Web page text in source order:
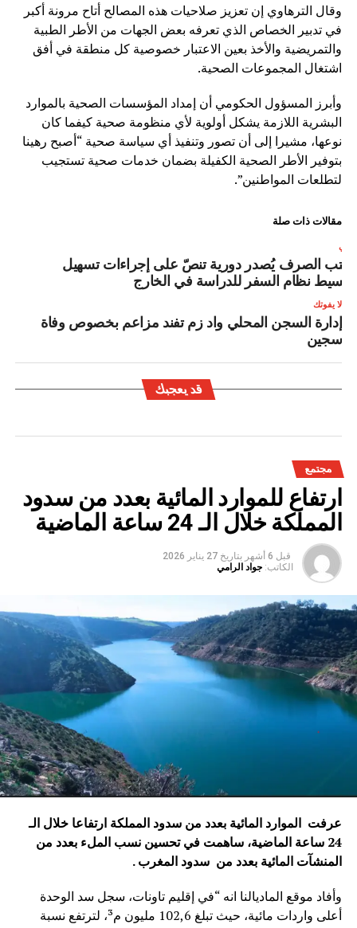
وقال الترهاوي إن تعزيز صلاحيات هذه المصالح أتاح مرونة أكبر
في تدبير الخصاص الذي تعرفه بعض الجهات من الأطر الطبية
والتمريضية والأخذ بعين الاعتبار خصوصية كل منطقة في أفق
اشتغال المجموعات الصحية.
وأبرز المسؤول الحكومي أن إمداد المؤسسات الصحية بالموارد
البشرية اللازمة يشكل أولوية لأي منظومة صحية كيفما كان
نوعها، مشيرا إلى أن تصور وتنفيذ أي سياسة صحية “أصبح رهينا
بتوفير الأطر الصحية الكفيلة بضمان خدمات صحية تستجيب
لتطلعات المواطنين”.
مقالات ذات صلة
الصرف يُصدر دورية تنصّ على إجراءات تسهيل
نظام السفر للدراسة في الخارج
لا يفوتك
إدارة السجن المحلي واد زم تفند مزاعم بخصوص وفاة
سجين
قد يعجبك
مجتمع
ارتفاع للموارد المائية بعدد من سدود
المملكة خلال الـ 24 ساعة الماضية
قبل 6 أشهر بتاريخ 27 يناير 2026
الكاتب: جواد الرامي
عرفت الموارد المائية بعدد من سدود المملكة ارتفاعا خلال الـ
24 ساعة الماضية، ساهمت في تحسين نسب الملء بعدد من
المنشآت المائية بعدد من سدود المغرب .
وأفاد موقع الماديالنا انه “في إقليم تاونات، سجل سد الوحدة
أعلى واردات مائية، حيث تبلغ 102,6 مليون م³، لترتفع نسبة